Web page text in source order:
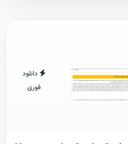
دانلود
فوری